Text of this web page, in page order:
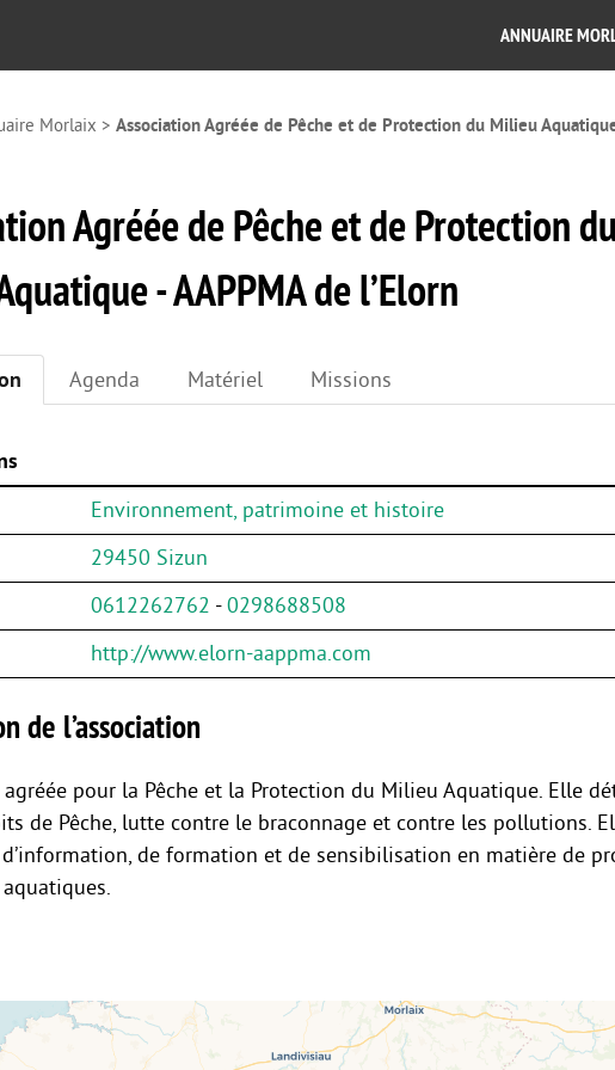
ANNUAIRE
Morlaix > Association Agréée de Pêche et de Protection du Milieu
Agréée de Pêche et de Protection du
- AAPPMA de l’Elorn
Agenda Matériel Missions
Environnement, patrimoine et histoire
29450 Sizun
0612262762 - 0298688508
http://www.elorn-aappma.com
de l’association
pour la Pêche et la Protection du Milieu Aquatique. Elle
de Pêche, lutte contre le braconnage et contre les pollutions.
de formation et de sensibilisation en matière de